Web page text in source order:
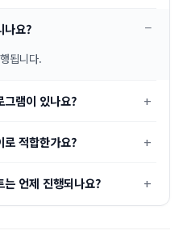
나요?
됩니다.
그램이 있나요?
로 적합한가요?
언제 진행되나요?